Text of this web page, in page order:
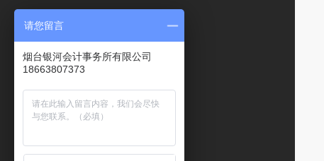
请您留言
烟台银河会计事务所有限公司
18663807373